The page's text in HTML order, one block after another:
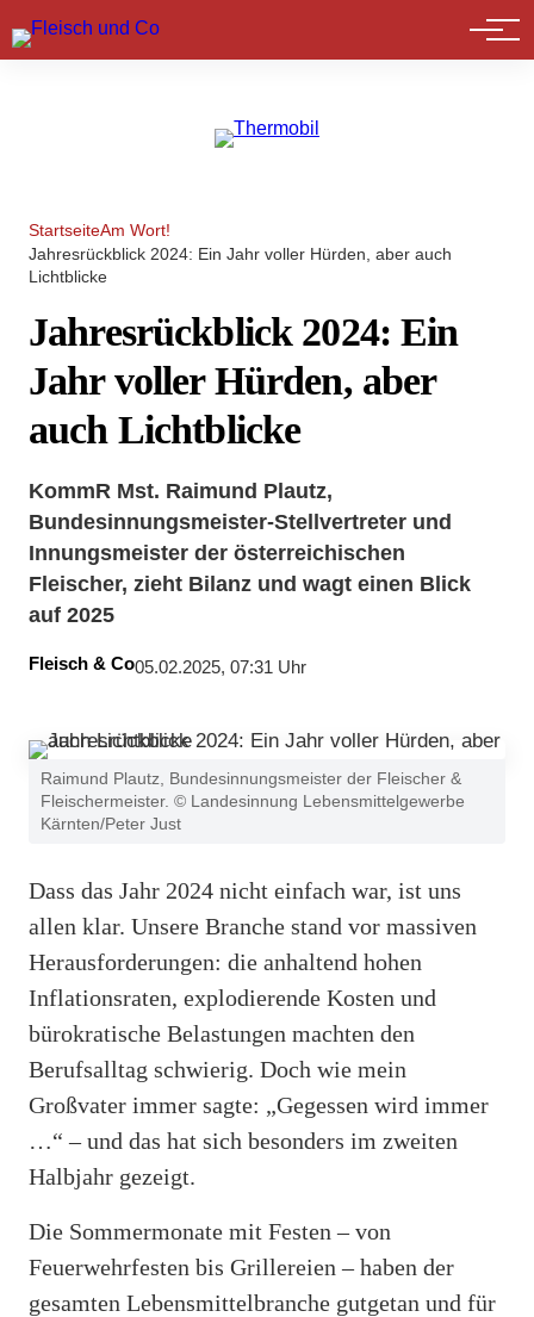
Marktführer
StartseiteAm Wort!
Jahresrückblick 2024: Ein Jahr voller Hürden, aber auch
Lichtblicke
Jahresrückblick 2024: Ein
Jahr voller Hürden, aber
auch Lichtblicke
KommR Mst. Raimund Plautz,
Bundesinnungsmeister-Stellvertreter und
Innungsmeister der österreichischen
Fleischer, zieht Bilanz und wagt einen Blick
auf 2025
Fleisch & Co05.02.2025, 07:31 Uhr
Raimund Plautz, Bundesinnungsmeister der Fleischer &
Fleischermeister. © Landesinnung Lebensmittelgewerbe
Kärnten/Peter Just
Dass das Jahr 2024 nicht einfach war, ist uns
allen klar. Unsere Branche stand vor massiven
Herausforderungen: die anhaltend hohen
Inflationsraten, explodierende Kosten und
bürokratische Belastungen machten den
Berufsalltag schwierig. Doch wie mein
Großvater immer sagte: „Gegessen wird immer
…“ – und das hat sich besonders im zweiten
Halbjahr gezeigt.
Die Sommermonate mit Festen – von
Feuerwehrfesten bis Grillereien – haben der
gesamten Lebensmittelbranche gutgetan und für